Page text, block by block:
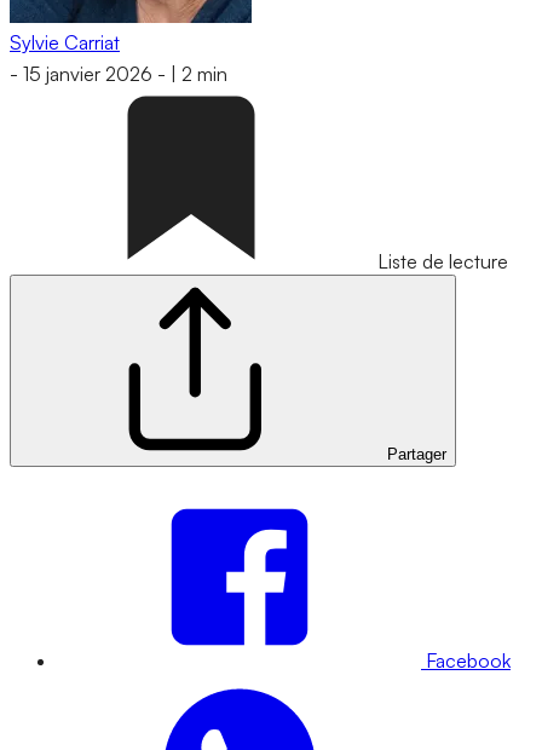
Sylvie Carriat
- 15 janvier 2026 - 2 min
Liste de lecture
Partager
Facebook